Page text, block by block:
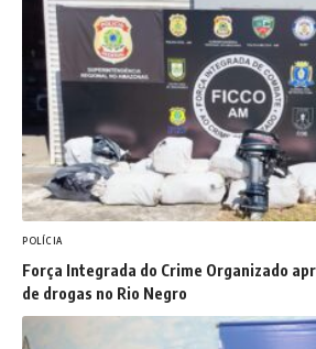
POLÍCIA
Força Integrada do Crime Organizado
de drogas no Rio Negro